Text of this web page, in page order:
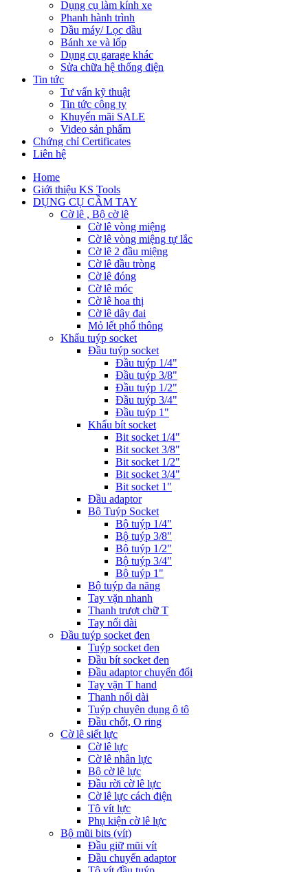
Dụng cụ làm kính xe
Phanh hành trình
Dầu máy/ Lọc dầu
Bánh xe và lốp
Dụng cụ garage khác
Sửa chữa hệ thống điện
Tin tức
Tư vấn kỹ thuật
Tin tức công ty
Khuyến mãi SALE
Video sản phẩm
Chứng chỉ Certificates
Liên hệ
Home
Giới thiệu KS Tools
DỤNG CỤ CẦM TAY
Cờ lê , Bộ cờ lê
Cờ lê vòng miệng
Cờ lê vòng miệng tự lắc
Cờ lê 2 đầu miệng
Cờ lê đầu tròng
Cờ lê đóng
Cờ lê móc
Cờ lê hoa thị
Cờ lê dây đai
Mỏ lết phổ thông
Khẩu tuýp socket
Đầu tuýp socket
Đầu tuýp 1/4"
Đầu tuýp 3/8"
Đầu tuýp 1/2"
Đầu tuýp 3/4"
Đầu tuýp 1"
Khẩu bít socket
Bit socket 1/4"
Bit socket 3/8"
Bit socket 1/2"
Bit socket 3/4"
Bit socket 1"
Đầu adaptor
Bộ Tuýp Socket
Bộ tuýp 1/4"
Bộ tuýp 3/8"
Bộ tuýp 1/2"
Bộ tuýp 3/4"
Bộ tuýp 1"
Bộ tuýp đa năng
Tay vặn nhanh
Thanh trượt chữ T
Tay nối dài
Đầu tuýp socket đen
Tuýp socket đen
Đầu bít socket đen
Đầu adaptor chuyển đổi
Tay vặn T hand
Thanh nối dài
Tuýp chuyên dụng ô tô
Đầu chốt, O ring
Cờ lê siết lực
Cờ lê lực
Cờ lê nhân lực
Bộ cờ lê lực
Đầu rời cờ lê lực
Cờ lê lực cách điện
Tô vít lực
Phụ kiện cờ lê lực
Bộ mũi bits (vít)
Đầu giữ mũi vít
Đầu chuyển adaptor